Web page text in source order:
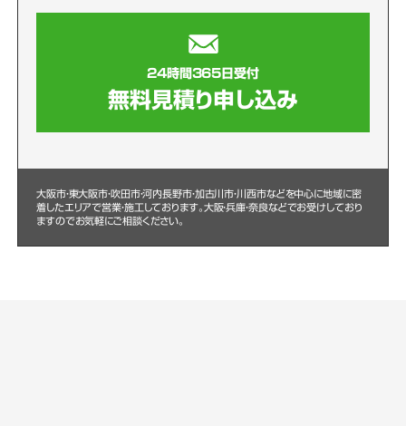
24時間365日受付
無料見積り申し込み
大阪市・東大阪市・吹田市・河内長野市・加古川市・川西市などを中心に地域に密
着したエリアで営業・施工しております。大阪・兵庫・奈良などでお受けしており
ますのでお気軽にご相談ください。